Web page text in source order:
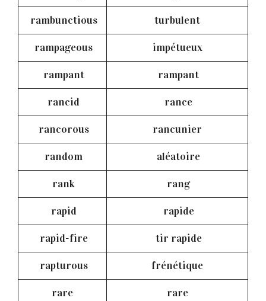
rambunctious turbulent
rampageous impétueux
rampant rampant
rancid rance
rancorous rancunier
random aléatoire
rank rang
rapid rapide
rapid-fire tir rapide
rapturous frénétique
rare rare